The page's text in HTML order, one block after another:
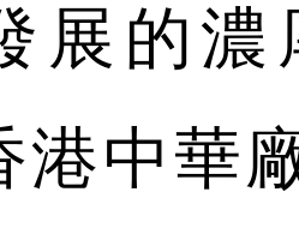
展的濃
港中華